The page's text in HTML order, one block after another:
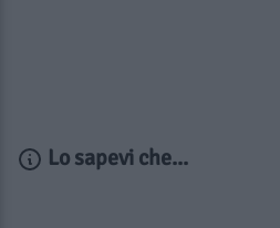
Lo sapevi che...